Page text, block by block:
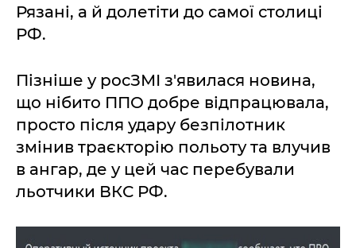
Рязані, а й долетіти до самої столиці
РФ.
Пізніше у росЗМІ з'явилася новина,
що нібито ППО добре відпрацювала,
просто після удару безпілотник
змінив траєкторію польоту та влучив
в ангар, де у цей час перебували
льотчики ВКС РФ.